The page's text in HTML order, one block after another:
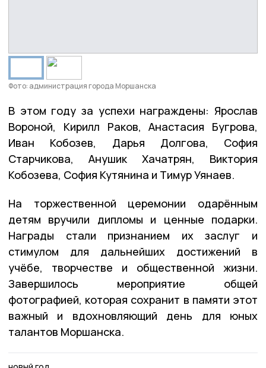
Фото: администрация города Моршанска
В этом году за успехи награждены: Ярослав
Вороной, Кирилл Раков, Анастасия Бугрова,
Иван Кобозев, Дарья Долгова, София
Старчикова, Анушик Хачатрян, Виктория
Кобозева, София Кутянина и Тимур Уянаев.
На торжественной церемонии одарённым
детям вручили дипломы и ценные подарки.
Награды стали признанием их заслуг и
стимулом для дальнейших достижений в
учёбе, творчестве и общественной жизни.
Завершилось мероприятие общей
фотографией, которая сохранит в памяти этот
важный и вдохновляющий день для юных
талантов Моршанска.